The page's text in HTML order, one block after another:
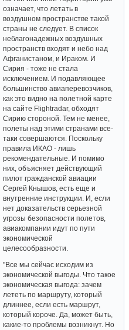
означает, что летать в
воздушном пространстве такой
страны не следует. В список
неблагонадежных воздушных
пространств входят и небо над
Афганистаном, и Ираком. И
Сирия - тоже не стала
исключением. И подавляющее
большинство авиаперевозчиков,
как это видно на полетной карте
на сайте Flightradar, обходят
Сирию стороной. Тем не менее,
полеты над этими странами все-
таки совершаются. Поскольку
правила ИКАО - лишь
рекомендательные. И помимо
них, объясняет действующий
пилот гражданской авиации
Сергей Кнышов, есть еще и
внутренние инструкции. И, если
нет доказательств серьезной
угрозы безопасности полетов,
авиакомпании идут по пути
экономической
целесообразности.
"Все мы сейчас исходим из
экономической выгоды. Что такое
экономическая выгода: зачем
лететь по маршруту, который
длиннее, если есть маршрут,
который короче. Да, может быть,
какие-то проблемы возникнут. Но